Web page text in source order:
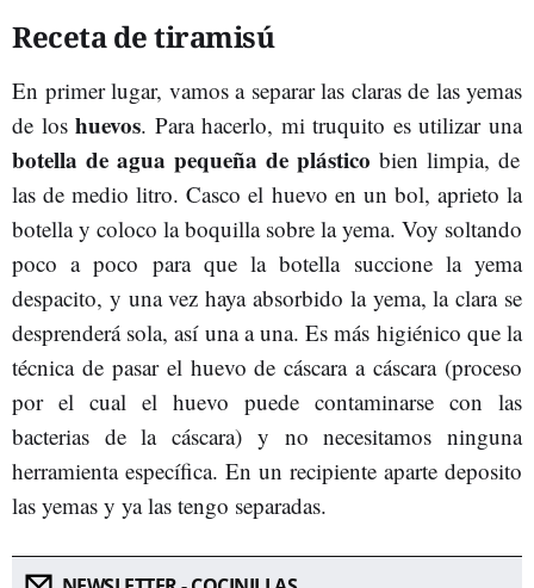
Receta de tiramisú
En primer lugar, vamos a separar las claras de las yemas
de loshuevos. Para hacerlo, mi truquito es utilizar una
botella de agua pequeña de plástico bien limpia, de
las de medio litro. Casco el huevo en un bol, aprieto la
botella y coloco la boquilla sobre la yema. Voy soltando
poco a poco para que la botella succione la yema
despacito, y una vez haya absorbido la yema, la clara se
desprenderá sola, así una a una. Es más higiénico que la
técnica de pasar el huevo de cáscara a cáscara (proceso
por el cual el huevo puede contaminarse con las
bacterias de la cáscara) y no necesitamos ninguna
herramienta específica. En un recipiente aparte deposito
las yemas y ya las tengo separadas.